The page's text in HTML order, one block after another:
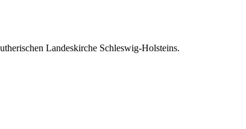
Landeskirche Schleswig-Holsteins.